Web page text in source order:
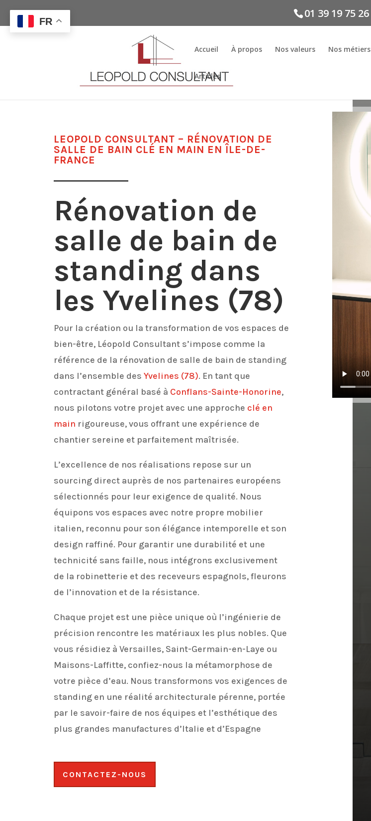
01 39 19 75 26
Accueil À propos Nos valeurs Nos métiers
Articles
LEOPOLD CONSULTANT – RÉNOVATION DE
SALLE DE BAIN CLÉ EN MAIN EN ÎLE-DE-
FRANCE
Rénovation de
salle de bain de
standing dans
les Yvelines (78)
Pour la création ou la transformation de vos espaces de
bien-être, Léopold Consultant s’impose comme la
référence de la rénovation de salle de bain de standing
dans l’ensemble des Yvelines (78). En tant que
contractant général basé à Conflans-Sainte-Honorine,
nous pilotons votre projet avec une approche clé en
main rigoureuse, vous offrant une expérience de
chantier sereine et parfaitement maîtrisée.
L’excellence de nos réalisations repose sur un
sourcing direct auprès de nos partenaires européens
sélectionnés pour leur exigence de qualité. Nous
équipons vos espaces avec notre propre mobilier
italien, reconnu pour son élégance intemporelle et son
design raffiné. Pour garantir une durabilité et une
technicité sans faille, nous intégrons exclusivement
de la robinetterie et des receveurs espagnols, fleurons
de l’innovation et de la résistance.
Chaque projet est une pièce unique où l’ingénierie de
précision rencontre les matériaux les plus nobles. Que
vous résidiez à Versailles, Saint-Germain-en-Laye ou
Maisons-Laffitte, confiez-nous la métamorphose de
votre pièce d’eau. Nous transformons vos exigences de
standing en une réalité architecturale pérenne, portée
par le savoir-faire de nos équipes et l’esthétique des
plus grandes manufactures d’Italie et d’Espagne
CONTACTEZ-NOUS
FR